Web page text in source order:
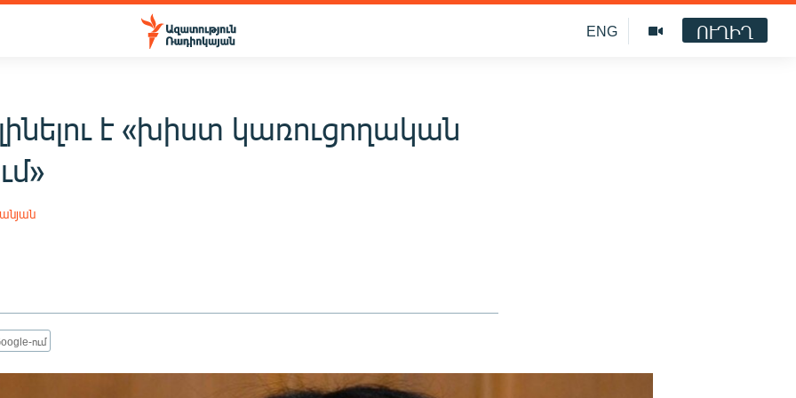
ENG ՈՒՂԻՂ
է «խիստ կառուցողական
ում